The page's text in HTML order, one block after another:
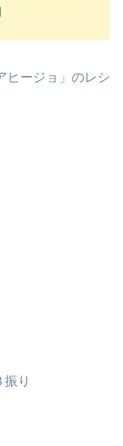
ヒージョ」のレシ
り